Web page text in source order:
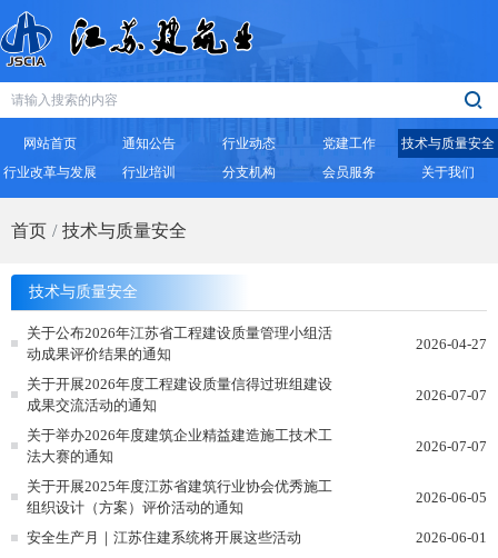
网站首页 通知公告 行业动态 党建工作
技术与质量安全
行业改革与发展
行业培训 分支机构 会员服务 关于我们
首页 技术与质量安全
技术与质量安全
关于公布2026年江苏省工程建设质量管理小组活
动成果评价结果的通知
2026-04-27
关于开展2026年度工程建设质量信得过班组建设
成果交流活动的通知
2026-07-07
关于举办2026年度建筑企业精益建造施工技术工
法大赛的通知
2026-07-07
关于开展2025年度江苏省建筑行业协会优秀施工
组织设计（方案）评价活动的通知
2026-06-05
安全生产月｜江苏住建系统将开展这些活动
2026-06-01